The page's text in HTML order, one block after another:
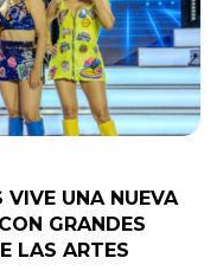
VIVE UNA NUEVA
GRANDES
LAS ARTES